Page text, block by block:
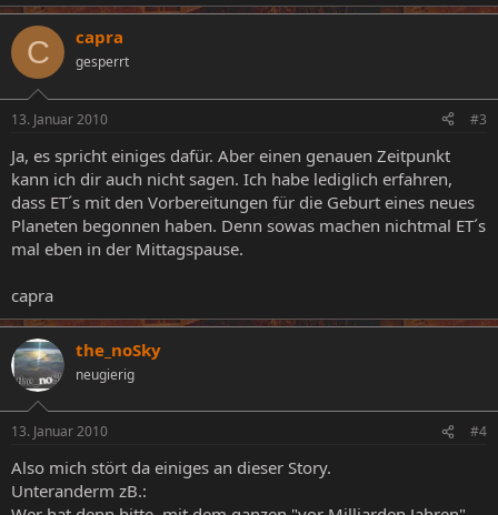
C capra
gesperrt
13. Januar 2010 #3
Ja, es spricht einiges dafür. Aber einen genauen Zeitpunkt
kann ich dir auch nicht sagen. Ich habe lediglich erfahren,
dass ET´s mit den Vorbereitungen für die Geburt eines neues
Planeten begonnen haben. Denn sowas machen nichtmal ET´s
mal eben in der Mittagspause.
capra
the_noSky
neugierig
13. Januar 2010 #4
Also mich stört da einiges an dieser Story.
Unteranderm zB.: